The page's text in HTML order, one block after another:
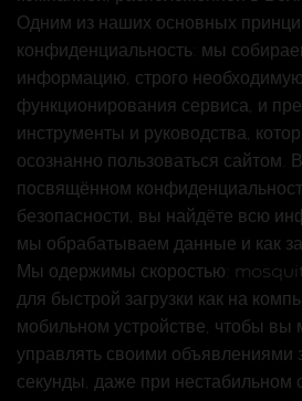
Одним из наших основных
конфиденциальность: мы
информацию, строго
функционирования сервиса, и
инструменты и руководства,
осознанно пользоваться сайтом.
посвящённом
безопасности, вы найдёте всю
мы обрабатываем данные и как
Мы одержимы скоростью:
для быстрой загрузки как на
мобильном устройстве, чтобы вы
управлять своими объявлениями
секунды, даже при нестабильном